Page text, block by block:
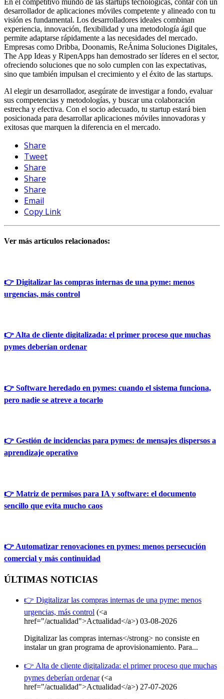
En el competitivo mundo de las startups tecnológicas, contar con un
desarrollador de aplicaciones móviles competente y alineado con tu
visión es fundamental. Los desarrolladores ideales combinan
experiencia, innovación, flexibilidad y una metodología ágil que
permite adaptarse rápidamente a las necesidades del mercado.
Empresas como Dribba, Doonamis, ReÁnima Soluciones Digitales,
The App Ideas y RipenApps han demostrado ser líderes en el sector,
ofreciendo soluciones que no solo cumplen con las expectativas,
sino que también impulsan el crecimiento y el éxito de las startups.
Al elegir un desarrollador, asegúrate de investigar a fondo, evaluar
sus competencias y metodologías, y buscar una colaboración
estrecha y efectiva. Con el socio adecuado, tu startup estará bien
posicionada para desarrollar aplicaciones móviles innovadoras y
exitosas que marquen la diferencia en el mercado.
Share
Tweet
Share
Share
Share
Email
Copy Link
Ver más artículos relacionados:
👉 Digitalizar las compras internas de una pyme: menos
urgencias, más control
👉 Alta de cliente digitalizada: el primer proceso que muchas
pymes deberían ordenar
👉 Software heredado en pymes: cuando el sistema funciona,
pero nadie se atreve a tocarlo
👉 Gestión de incidencias para pymes: de mensajes dispersos a
aprendizaje operativo
👉 Matriz de permisos para IA y software: el documento
sencillo que evita mucho caos
👉 Automatizar renovaciones en pymes: menos persecución
comercial y más continuidad
ÚLTIMAS NOTICIAS
👉 Digitalizar las compras internas de una pyme: menos
urgencias, más control (<a
href="/actualidad">Actualidad</a>) 03-08-2026
Digitalizar las compras internas</strong> no consiste en
instalar un gran programa de aprovisionamiento. Para...
👉 Alta de cliente digitalizada: el primer proceso que muchas
pymes deberían ordenar (<a
href="/actualidad">Actualidad</a>) 27-07-2026